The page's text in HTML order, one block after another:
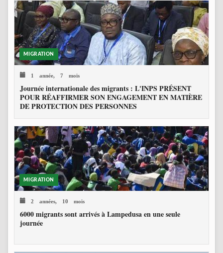
MIGRATION
1 année, 7 mois
Journée internationale des migrants : L'INPS PRÉSENT
POUR RÉAFFIRMER SON ENGAGEMENT EN MATIÈRE
DE PROTECTION DES PERSONNES
MIGRATION
2 années, 10 mois
6000 migrants sont arrivés à Lampedusa en une seule
journée